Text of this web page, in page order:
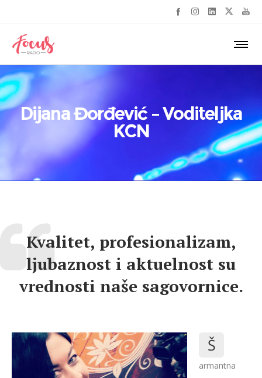
Dijana Đorđević – Voditeljka
KCN
Kvalitet, profesionalizam,
ljubaznost i aktuelnost su
vrednosti naše sagovornice.
Š
armantna